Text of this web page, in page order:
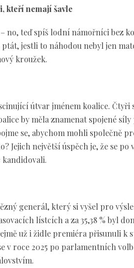
kteří nemají šavle
no, teď spíš lodní námořníci bez
ptát, jestli to náhodou nebyl jen
kroužek.
útvar jménem koalice. Čtyři
by měla znamenat spojené
se, abychom mohli společně
Jejich největší úspěch je, že se
kandidovali.
generál, který si vyšel pro
lístcích a za 35,38 % byl
už i židle premiéra přisunuli k
v roce 2025 po parlamentních